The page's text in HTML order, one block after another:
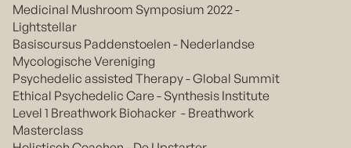
Medicinal Mushroom Symposium 2022 -
Lightstellar
Basiscursus Paddenstoelen - Nederlandse
Mycologische Vereniging
Psychedelic assisted Therapy - Global Summit
Ethical Psychedelic Care - Synthesis Institute
Level 1 Breathwork Biohacker - Breathwork
Masterclass